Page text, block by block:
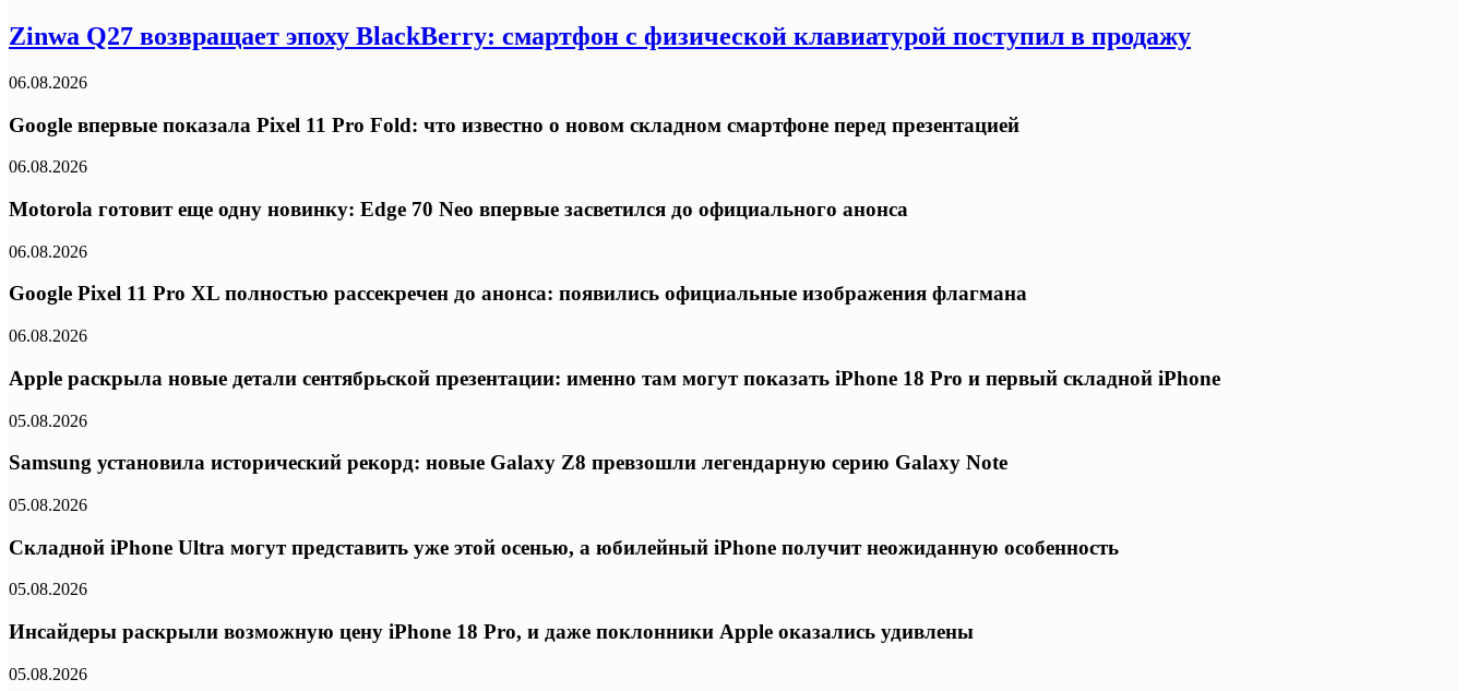
Zinwa Q27 возвращает эпоху BlackBerry: смартфон с физической клавиатурой поступил в продажу
06.08.2026
Google впервые показала Pixel 11 Pro Fold: что известно о новом складном смартфоне перед презентацией
06.08.2026
Motorola готовит еще одну новинку: Edge 70 Neo впервые засветился до официального анонса
06.08.2026
Google Pixel 11 Pro XL полностью рассекречен до анонса: появились официальные изображения флагмана
06.08.2026
Apple раскрыла новые детали сентябрьской презентации: именно там могут показать iPhone 18 Pro и первый складной iPhone
05.08.2026
Samsung установила исторический рекорд: новые Galaxy Z8 превзошли легендарную серию Galaxy Note
05.08.2026
Складной iPhone Ultra могут представить уже этой осенью, а юбилейный iPhone получит неожиданную особенность
05.08.2026
Инсайдеры раскрыли возможную цену iPhone 18 Pro, и даже поклонники Apple оказались удивлены
05.08.2026